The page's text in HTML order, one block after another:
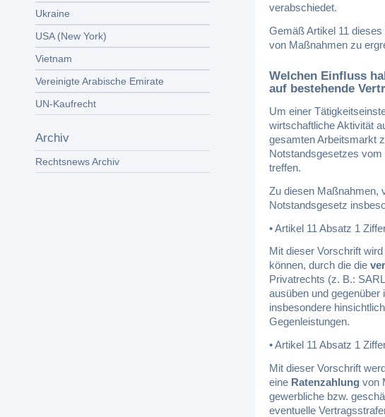
Ukraine
USA (New York)
Vietnam
Vereinigte Arabische Emirate
UN-Kaufrecht
Archiv
Rechtsnews Archiv
verabschiedet.
Gemäß Artikel 11
von Maßnahmen zu
Welchen Einfluss
auf bestehende
Um einer
wirtschaftliche Aktivität
gesamten Arbeitsmarkt
Notstandsgesetzes
treffen.
Zu diesen Maßnahmen,
Notstandsgesetz
• Artikel 11 Absatz 1
Mit dieser Vorschrift
können, durch die die
Privatrechts (z. B.:
ausüben und gegenüber
insbesondere
Gegenleistungen.
• Artikel 11 Absatz 1
Mit dieser Vorschrift
eine Ratenzahlungvon
gewerbliche bzw.
eventuelle